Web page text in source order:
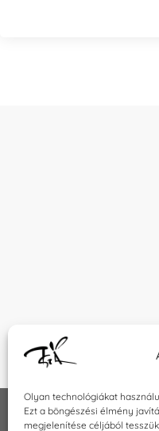
Olyan technológiákat
Ezt a böngészési élmény
megjelenítése céljából
INFORMÁCIÓK